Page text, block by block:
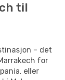
til
– det
for
eller